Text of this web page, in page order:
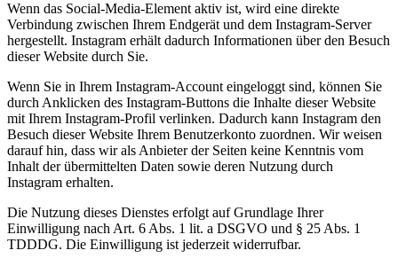
Wenn das Social-Media-Element aktiv ist, wird eine direkte
Verbindung zwischen Ihrem Endgerät und dem Instagram-Server
hergestellt. Instagram erhält dadurch Informationen über den Besuch
dieser Website durch Sie.
Wenn Sie in Ihrem Instagram-Account eingeloggt sind, können Sie
durch Anklicken des Instagram-Buttons die Inhalte dieser Website
mit Ihrem Instagram-Profil verlinken. Dadurch kann Instagram den
Besuch dieser Website Ihrem Benutzerkonto zuordnen. Wir weisen
darauf hin, dass wir als Anbieter der Seiten keine Kenntnis vom
Inhalt der übermittelten Daten sowie deren Nutzung durch
Instagram erhalten.
Die Nutzung dieses Dienstes erfolgt auf Grundlage Ihrer
Einwilligung nach Art. 6 Abs. 1 lit. a DSGVO und § 25 Abs. 1
TDDDG. Die Einwilligung ist jederzeit widerrufbar.